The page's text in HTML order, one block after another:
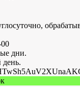
дни.